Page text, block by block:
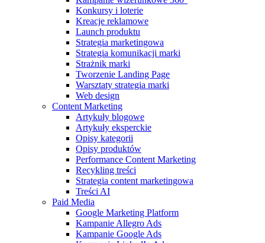
Konkursy i loterie
Kreacje reklamowe
Launch produktu
Strategia marketingowa
Strategia komunikacji marki
Strażnik marki
Tworzenie Landing Page
Warsztaty strategia marki
Web design
Content Marketing
Artykuły blogowe
Artykuły eksperckie
Opisy kategorii
Opisy produktów
Performance Content Marketing
Recykling treści
Strategia content marketingowa
Treści AI
Paid Media
Google Marketing Platform
Kampanie Allegro Ads
Kampanie Google Ads